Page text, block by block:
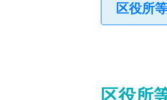
区役所
区役所